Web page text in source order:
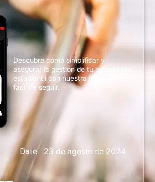
Date: 23 de agosto de 2024
Descubre cómo simplificar y
asegurar la gestión de tu expediente
estudiantil con nuestra infografía
fácil de seguir.